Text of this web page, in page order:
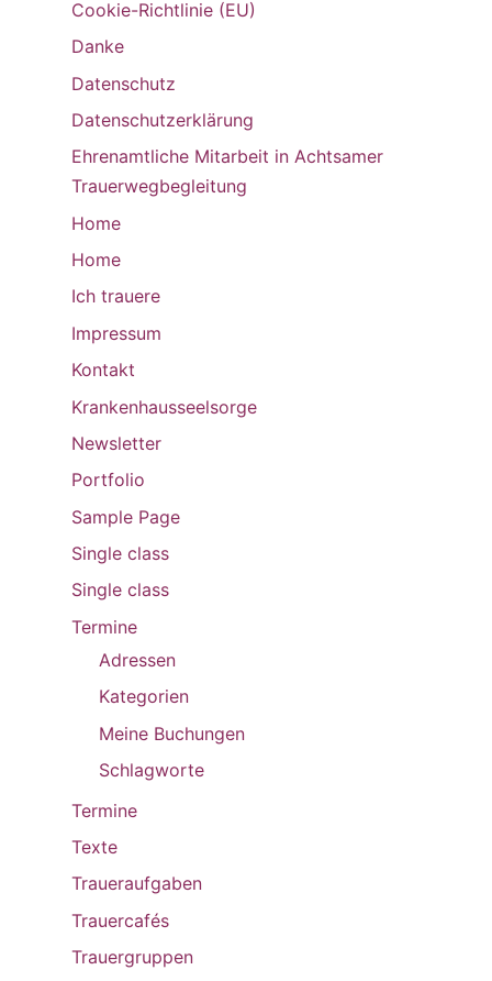
Cookie-Richtlinie (EU)
Danke
Datenschutz
Datenschutzerklärung
Ehrenamtliche Mitarbeit in Achtsamer
Trauerwegbegleitung
Home
Home
Ich trauere
Impressum
Kontakt
Krankenhausseelsorge
Newsletter
Portfolio
Sample Page
Single class
Single class
Termine
Adressen
Kategorien
Meine Buchungen
Schlagworte
Termine
Texte
Traueraufgaben
Trauercafés
Trauergruppen